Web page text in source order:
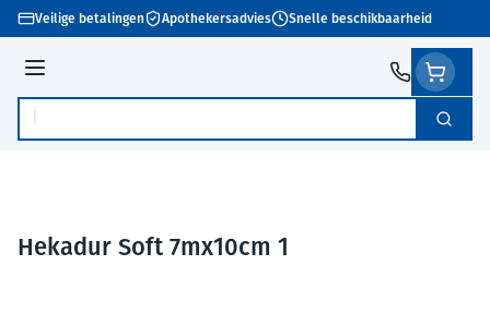
Ga naar de inhoud
Veilige betalingen Apothekersadvies Snelle beschikbaarheid
Menu
Product, merk, categorie... Zoek
Hekadur Soft 7mx10cm 1